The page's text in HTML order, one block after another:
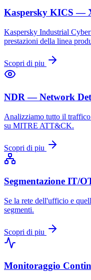
Kaspersky KICS —
Kaspersky Industrial
prestazioni della linea
Scopri di piu
NDR — Network
Analizziamo tutto il
su MITRE ATT&CK.
Scopri di piu
Segmentazione IT/
Se la rete dell'ufficio e
segmenti.
Scopri di piu
Monitoraggio